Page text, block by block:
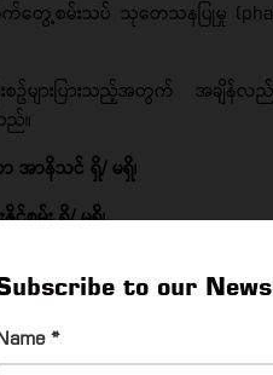
to our
*
စမ်းသပ် သုတေသနပြုမှု
ျားပြားသည့်အတွက် အချိန်လည်
ည်။
ာနိသင် ရှိ/ မရှိ၊
စွမ်း ရှိ/ မရှိ၊
မှု ရှိ / မရှိ၊
ကာလ၊
အရေအတွက်၊